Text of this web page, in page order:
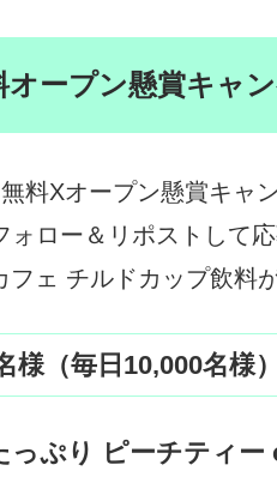
ープン懸賞キャ
料Xオープン懸賞キャ
ロー＆リポストして
ェ チルドカップ飲料
（毎日10,000名様）
っぷり ピーチティー